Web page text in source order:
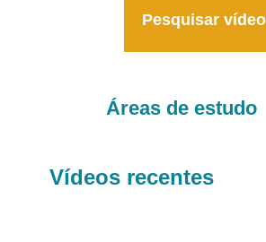
Pesquisar
Áreas de estudo
Vídeos recentes